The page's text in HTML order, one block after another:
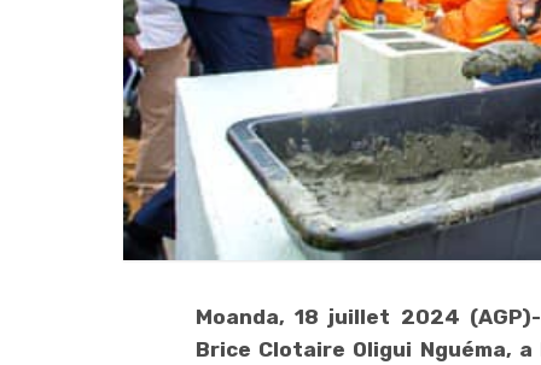
Moanda, 18 juillet 2024
Brice Clotaire Oligui Nguéma,